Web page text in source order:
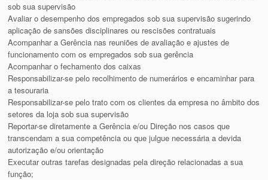
sob sua supervisão
Avaliar o desempenho dos empregados sob sua supervisão sugerindo
aplicação de sansões disciplinares ou rescisões contratuais
Acompanhar a Gerência nas reuniões de avaliação e ajustes de
funcionamento com os empregados sob sua gerência
Acompanhar o fechamento dos caixas
Responsabilizar-se pelo recolhimento de numerários e encaminhar para
a tesouraria
Responsabilizar-se pelo trato com os clientes da empresa no âmbito dos
setores da loja sob sua supervisão
Reportar-se diretamente a Gerência e/ou Direção nos casos que
transcendam a sua competência ou que julgue necessária a devida
autorização e/ou orientação
Executar outras tarefas designadas pela direção relacionadas a sua
função;